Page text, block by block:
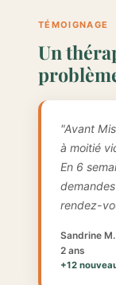
TÉMOIGNAGE
Un
"Avant
à moitié
En 6
rendez-
Sandrine
2 ans
+12